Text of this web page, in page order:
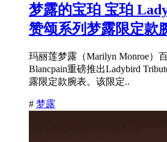
梦露的宝珀 宝珀
赞颂系列梦露限定款
玛丽莲梦露（Marilyn Monroe）
Blancpain重磅推出Ladybird
露限定款腕表。该限定..
# 梦露